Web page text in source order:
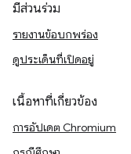
มีส่วนร่วม
รายงานข้อบกพร่อง
ดูประเด็นที่เปิดอยู่
เนื้อหาที่เกี่ยวข้อง
การอัปเดต Chromium